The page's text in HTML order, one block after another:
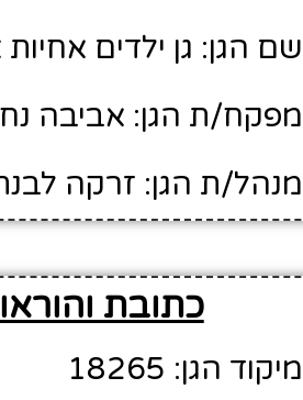
שם הגן: גן ילדים
מפקח/ת הגן: אביבה
מנהל/ת הגן: זרקה
כתובת
מיקוד הגן: 18265